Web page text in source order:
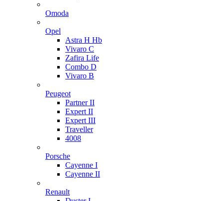
Omoda
Opel
Astra H Hb
Vivaro C
Zafira Life
Combo D
Vivaro B
Peugeot
Partner II
Expert II
Expert III
Traveller
4008
Porsche
Cayenne I
Cayenne II
Renault